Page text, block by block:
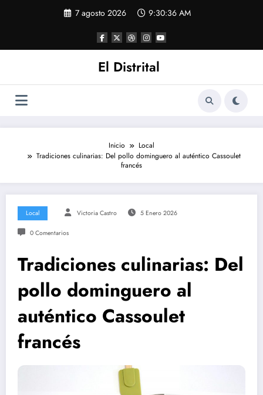
7 agosto 2026 9:30:37 AM
El Distrital
Inicio
Local
Tradiciones culinarias: Del pollo dominguero al auténtico Cassoulet
francés
Local Victoria Castro 5 Enero 2026
0 Comentarios
Tradiciones culinarias: Del
pollo dominguero al
auténtico Cassoulet
francés